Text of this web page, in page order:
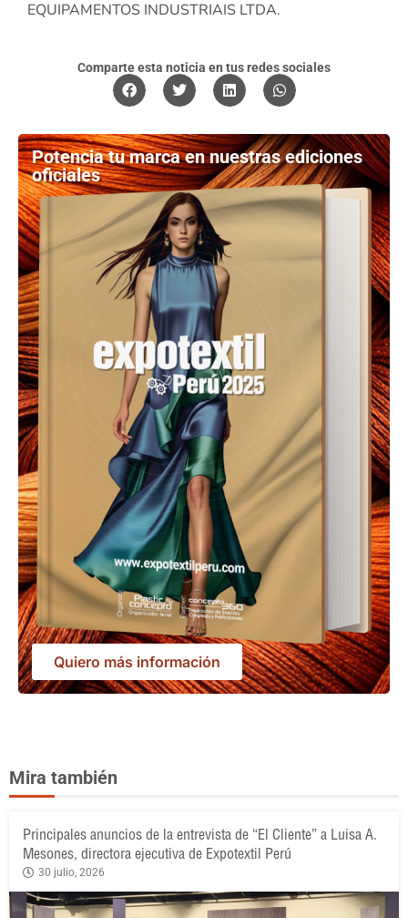
EQUIPAMENTOS INDUSTRIAIS LTDA.
Comparte esta noticia en tus redes sociales
Potencia tu marca en nuestras ediciones
oficiales
Quiero más información
Mira también
Principales anuncios de la entrevista de “El Cliente” a Luisa A.
Mesones, directora ejecutiva de Expotextil Perú
30 julio, 2026